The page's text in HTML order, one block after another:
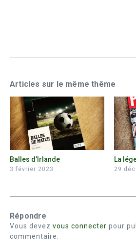
Articles sur le même thême
Balles d’Irlande
3 février 2023
La
29
Répondre
Vous devez vous connecter pour
commentaire.